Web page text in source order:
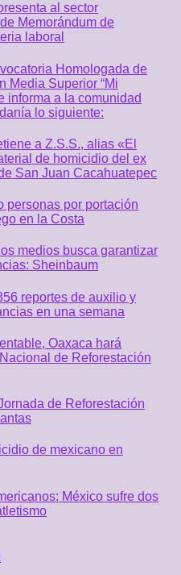
al sector
Memorándum de
laboral
Homologada de
Media Superior “Mi
informa a la comunidad
lo siguiente:
a Z.S.S., alias «El
de homicidio del ex
San Juan Cacahuatepec
personas por portación
en la Costa
medios busca garantizar
Sheinbaum
reportes de auxilio y
en una semana
Oaxaca hará
de Reforestación
de Reforestación
de mexicano en
México sufre dos